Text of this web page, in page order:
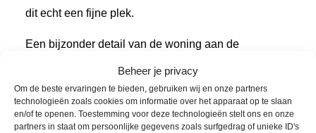
Beheer je privacy
Om de beste ervaringen te bieden, gebruiken wij en onze partners
technologieën zoals cookies om informatie over het apparaat op te slaan
en/of te openen. Toestemming voor deze technologieën stelt ons en onze
partners in staat om persoonlijke gegevens zoals surfgedrag of unieke ID's
dit echt een fijne plek.
Een bijzonder detail van de woning aan de
‘Klaine Gerrit Keizer’, een lokale beroemdheid uit
Oude Bildtzijl. Deze man heeft een bijzondere plek in
de geschiedenis van het dorp. Zijn verhaal maakt